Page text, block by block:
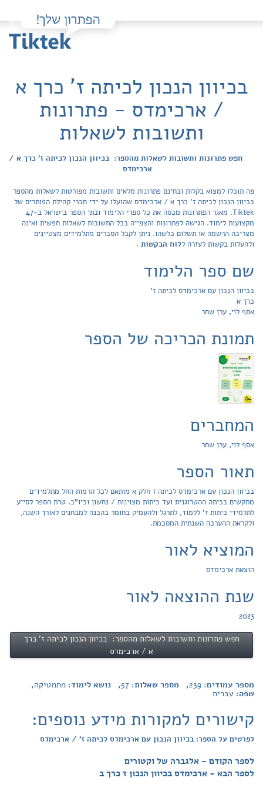
בכיוון הנכון לכיתה ז' כרך א
/ ארכימדס - פתרונות
ותשובות לשאלות
חפש פתרונות ותשובות לשאלות מהספר: בכיוון הנכון לכיתה ז' כרך א /
ארכימדס
פה תוכלו למצוא בקלות ובחינם פתרונות מלאים ותשובות מפורטות לשאלות מהספר
בכיוון הנכון לכיתה ז' כרך א / ארכימדס שהועלו על ידי חברי קהילת הפותרים של
Tiktek. מאגר הפתרונות מכסה את כל ספרי הלימוד ובתי הספר בישראל ב-47
מקצועות לימוד. הגישה לפתרונות והצפייה בכל התשובות לשאלות חפשית ואינה
מצריכה הרשמה או תשלום כלשהו. ניתן לקבל הסברים מתלמידים מצטיינים
ולהעלות בקשות לעזרה ללוח הבקשות .
שם ספר הלימוד
בכיוון הנכון עם ארכימדס לכיתה ז'
כרך א
אסף לוי, ערן שחר
תמונת הכריכה של הספר
המחברים
אסף לוי, ערן שחר
תאור הספר
בכיוון הנכון עם ארכימדס לכיתה ז חלק א מותאם לכל הרמות החל מתלמידים
מתקשים בכיתה ההטרוגנית ועד כיתות מצוינות / נחשון וכיו"ב. טרת הספר לסייע
לתלמידי כיתות ז' ללמוד, לתרגל ולהעמיק בחומר בהכנה למבחנים לאורך השנה,
ולקראת ההערכה השנתית המסכמת.
המוציא לאור
הוצאת ארכימדס
שנת ההוצאה לאור
2023
חפש פתרונות ותשובות לשאלות מהספר: בכיוון הנכון לכיתה ז' כרך
א / ארכימדס
מספר עמודים: 239, מספר שאלות: 57, נושא לימוד: מתמטיקה,
שפה: עברית
קישורים למקורות מידע נוספים:
לפרטים על הספר: בכיוון הנכון עם ארכימדס לכיתה ז' / ארכימדס
לספר הקודם - אלגברה של וקטורים
לספר הבא - ארכימדס בכיוון הנכון ז כרך ב